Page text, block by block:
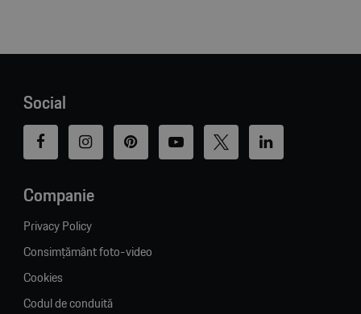
Social
Companie
Privacy Policy
Consimțământ foto-video
Cookies
Codul de conduită